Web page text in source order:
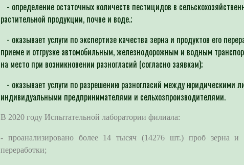
- определение остаточных количеств пестицидов в
растительной продукции, почве и воде.;
- оказывает услуги по экспертизе качества зерна и продуктов его
приеме и отгрузке автомобильным, железнодорожным и водным
на место при возникновении разногласий (согласно заявкам);
- оказывает услуги по разрешению разногласий между юридическими
индивидуальными предпринимателями и сельхозпроизводителями.
В 2020 году Испытательной лаборатории филиала:
- проанализировано более 14 тысяч (14276 шт.) проб зерна и
переработки;